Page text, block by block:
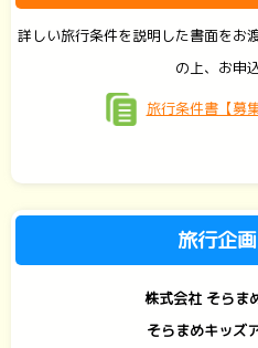
詳しい旅行条件を説明した書面をお
の上、お申
旅行条件書【募
旅行企
株式会社 そらま
そらまめキッズ